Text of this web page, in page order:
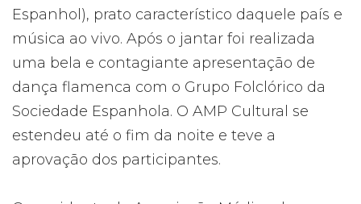
Espanhol), prato característico daquele país e
música ao vivo. Após o jantar foi realizada
uma bela e contagiante apresentação de
dança flamenca com o Grupo Folclórico da
Sociedade Espanhola. O AMP Cultural se
estendeu até o fim da noite e teve a
aprovação dos participantes.